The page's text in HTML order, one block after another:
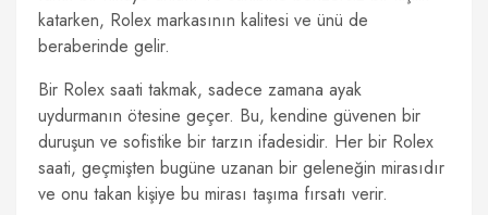
katarken, Rolex markasının kalitesi ve ünü de
beraberinde gelir.
Bir Rolex saati takmak, sadece zamana ayak
uydurmanın ötesine geçer. Bu, kendine güvenen bir
duruşun ve sofistike bir tarzın ifadesidir. Her bir Rolex
saati, geçmişten bugüne uzanan bir geleneğin mirasıdır
ve onu takan kişiye bu mirası taşıma fırsatı verir.